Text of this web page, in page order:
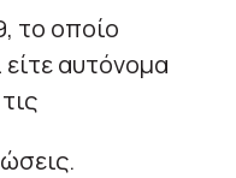
το οποίο
αυτόνομα